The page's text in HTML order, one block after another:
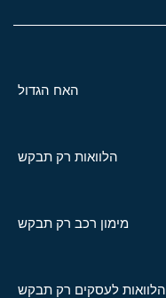
האח הגדול
הלוואות רק תבקש
מימון רכב רק תבקש
הלוואות לעסקים רק תבקש